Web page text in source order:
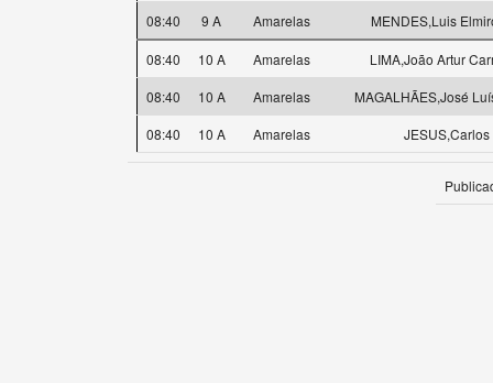
08:40
9 A Amarelas MENDES,Luis
08:40 10 A Amarelas
LIMA,João Artur
08:40
10 A Amarelas
MAGALHÃES,José
08:40
10 A Amarelas JESUS,Carlos